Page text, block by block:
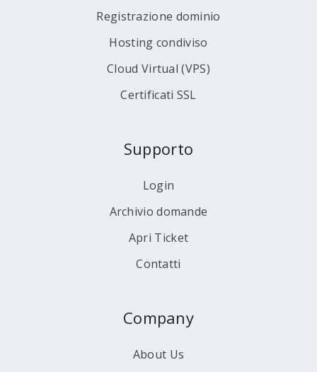
Registrazione dominio
Hosting condiviso
Cloud Virtual (VPS)
Certificati SSL
Supporto
Login
Archivio domande
Apri Ticket
Contatti
Company
About Us